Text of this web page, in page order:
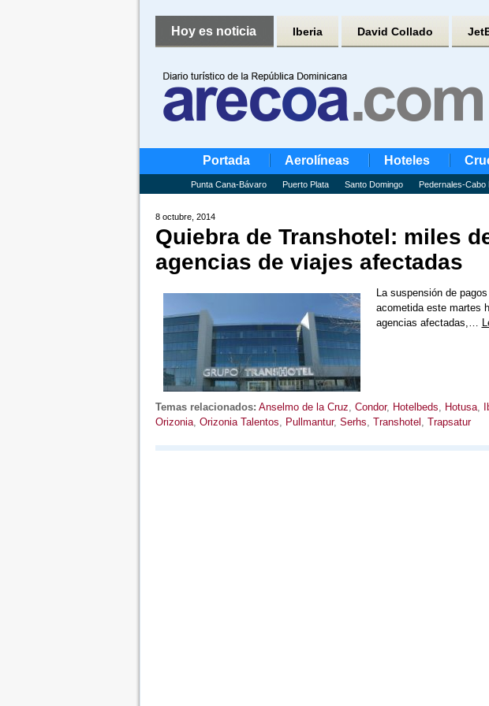
Hoy es noticia Iberia David Collado
Portada Aerolíneas Hoteles
Punta Cana-Bávaro Puerto Plata Santo Domingo Pedernales-Cabo
8 octubre, 2014
Quiebra de Transhotel: miles
agencias de viajes afectadas
La suspensión de
acometida este martes
agencias afectadas,…
Temas relacionados: Anselmo de la Cruz, Condor, Hotelbeds, Hotusa,
Orizonia, Orizonia Talentos, Pullmantur, Serhs, Transhotel , Trapsatur